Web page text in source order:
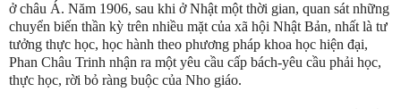
ở châu Á. Năm 1906, sau khi ở Nhật một thời gian, quan sát những
chuyển biến thần kỳ trên nhiều mặt của xã hội Nhật Bản, nhất là tư
tưởng thực học, học hành theo phương pháp khoa học hiện đại,
Phan Châu Trinh nhận ra một yêu cầu cấp bách-yêu cầu phải học,
thực học, rời bỏ ràng buộc của Nho giáo.